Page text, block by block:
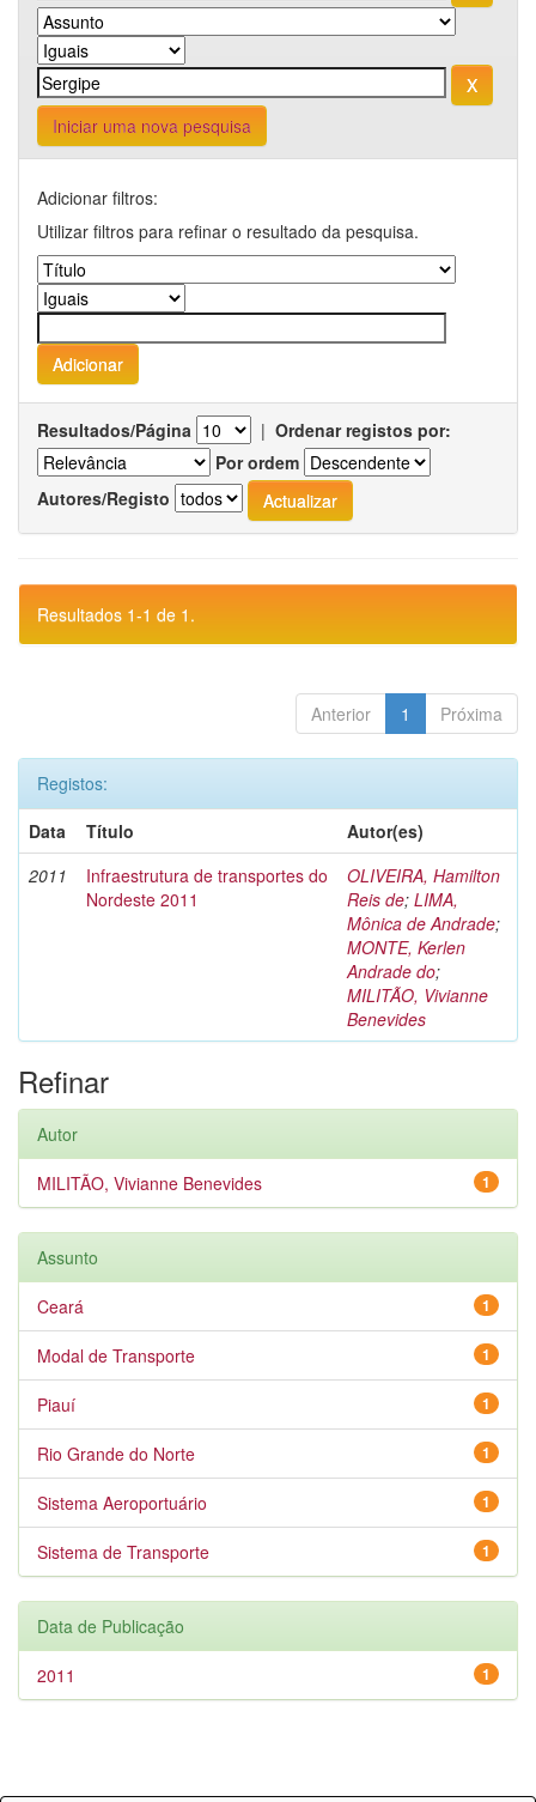
Iniciar uma nova pesquisa
Adicionar filtros:
Utilizar filtros para refinar o resultado da pesquisa.
Resultados/Página | Ordenar registos por:
Por ordem
Autores/Registo
Resultados 1-1 de 1.
Anterior 1 Próxima
Registos:
Data
Título
Autor(es)
2011
Infraestrutura de transportes do
Nordeste 2011
OLIVEIRA, Hamilton
Reis de; LIMA,
Mônica de Andrade;
MONTE, Kerlen
Andrade do;
MILITÃO, Vivianne
Benevides
Refinar
Autor
1
MILITÃO, Vivianne Benevides
Assunto
1
Ceará
1
Modal de Transporte
1
Piauí
1
Rio Grande do Norte
1
Sistema Aeroportuário
1
Sistema de Transporte
Data de Publicação
1
2011